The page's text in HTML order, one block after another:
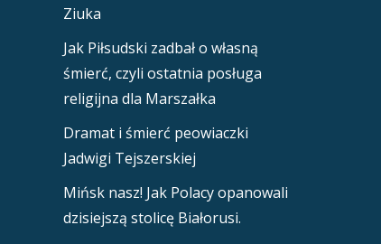
Ziuka
Jak Piłsudski zadbał o własną
śmierć, czyli ostatnia posługa
religijna dla Marszałka
Dramat i śmierć peowiaczki
Jadwigi Tejszerskiej
Mińsk nasz! Jak Polacy opanowali
dzisiejszą stolicę Białorusi.